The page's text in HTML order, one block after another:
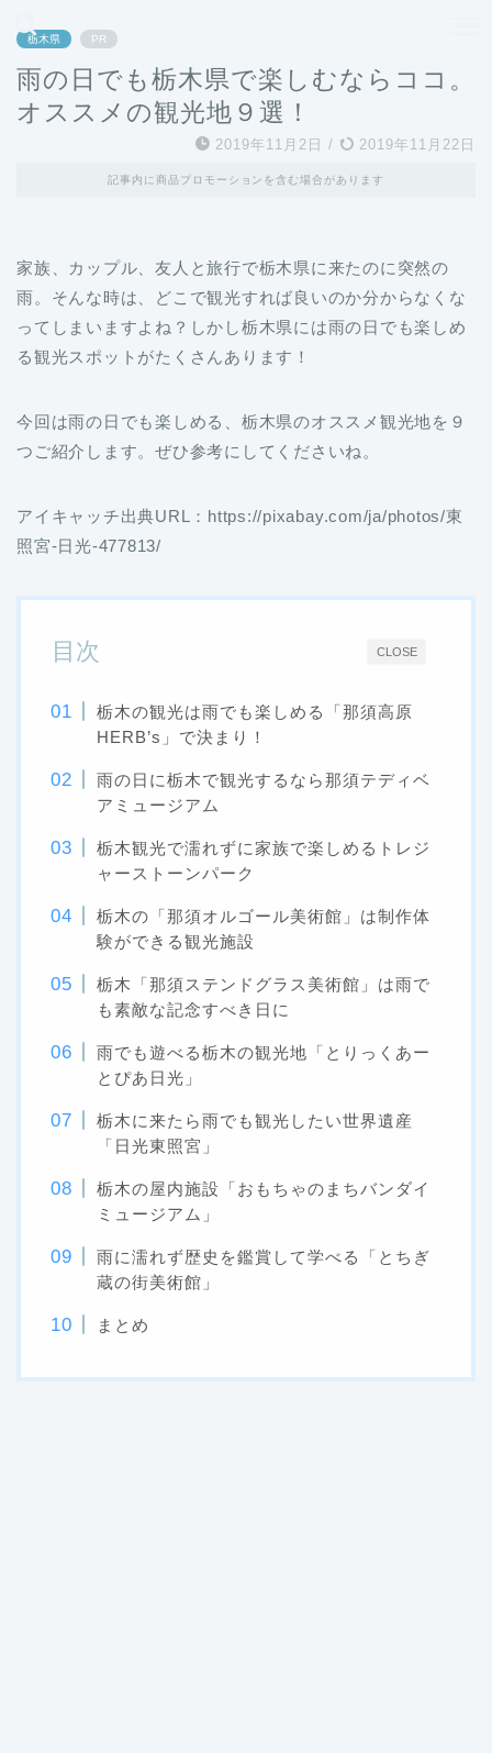
栃木県 PR
雨の日でも栃木県で楽しむならココ。
オススメの観光地９選！
2019年11月2日 / 2019年11月22日
記事内に商品プロモーションを含む場合があります
家族、カップル、友人と旅行で栃木県に来たのに突然の
雨。そんな時は、どこで観光すれば良いのか分からなくな
ってしまいますよね？しかし栃木県には雨の日でも楽しめ
る観光スポットがたくさんあります！
今回は雨の日でも楽しめる、栃木県のオススメ観光地を９
つご紹介します。ぜひ参考にしてくださいね。
アイキャッチ出典URL：https://pixabay.com/ja/photos/東
照宮-日光-477813/
CLOSE
目次
栃木の観光は雨でも楽しめる「那須高原
HERB’s」で決まり！
雨の日に栃木で観光するなら那須テディベ
アミュージアム
栃木観光で濡れずに家族で楽しめるトレジ
ャーストーンパーク
栃木の「那須オルゴール美術館」は制作体
験ができる観光施設
栃木「那須ステンドグラス美術館」は雨で
も素敵な記念すべき日に
雨でも遊べる栃木の観光地「とりっくあー
とぴあ日光」
栃木に来たら雨でも観光したい世界遺産
「日光東照宮」
栃木の屋内施設「おもちゃのまちバンダイ
ミュージアム」
雨に濡れず歴史を鑑賞して学べる「とちぎ
蔵の街美術館」
まとめ